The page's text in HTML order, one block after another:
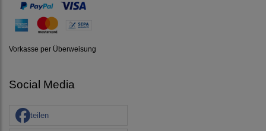
Vorkasse per Überweisung
Social Media
teilen